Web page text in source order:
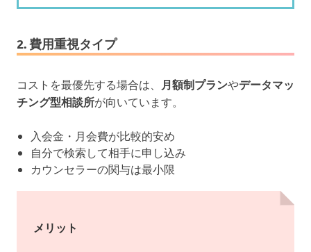
2. 費用重視タイプ
コストを最優先する場合は、 月額制プランやデータマッ
チング型相談所が向いています。
入会金・月会費が比較的安め
自分で検索して相手に申し込み
カウンセラーの関与は最小限
メリット